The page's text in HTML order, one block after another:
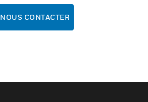
NOUS CONTACTER